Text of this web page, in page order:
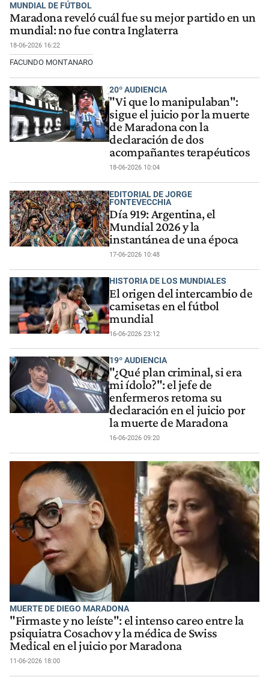
MUNDIAL DE FÚTBOL
Maradona reveló cuál fue su mejor partido en un
mundial: no fue contra Inglaterra
18-06-2026 16:22
FACUNDO MONTANARO
20º AUDIENCIA
"Vi que lo manipulaban":
sigue el juicio por la muerte
de Maradona con la
declaración de dos
acompañantes terapéuticos
18-06-2026 10:04
EDITORIAL DE JORGE
FONTEVECCHIA
Día 919: Argentina, el
Mundial 2026 y la
instantánea de una época
17-06-2026 10:48
HISTORIA DE LOS MUNDIALES
El origen del intercambio de
camisetas en el fútbol
mundial
16-06-2026 23:12
19º AUDIENCIA
"¿Qué plan criminal, si era
mi ídolo?": el jefe de
enfermeros retoma su
declaración en el juicio por
la muerte de Maradona
16-06-2026 09:20
MUERTE DE DIEGO MARADONA
"Firmaste y no leíste": el intenso careo entre la
psiquiatra Cosachov y la médica de Swiss
Medical en el juicio por Maradona
11-06-2026 18:00